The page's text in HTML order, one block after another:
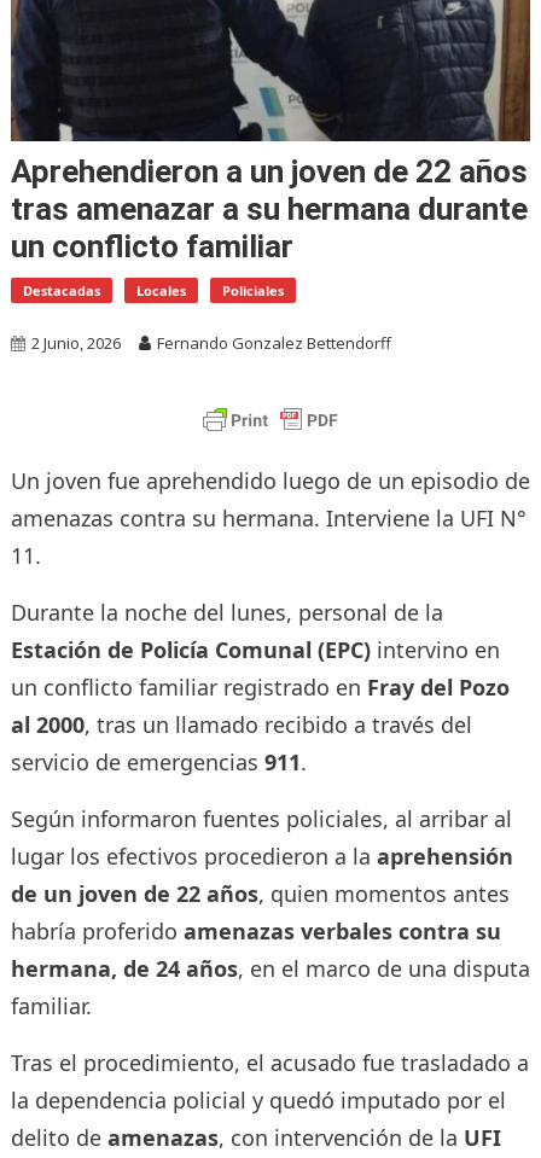
Aprehendieron a un joven de 22 años
tras amenazar a su hermana durante
un conflicto familiar
Destacadas Locales Policiales
2 Junio, 2026 Fernando Gonzalez Bettendorff
Un joven fue aprehendido luego de un episodio de
amenazas contra su hermana. Interviene la UFI N°
11.
Durante la noche del lunes, personal de la
Estación de Policía Comunal (EPC)intervino en
un conflicto familiar registrado en Fray del Pozo
al 2000, tras un llamado recibido a través del
servicio de emergencias 911.
Según informaron fuentes policiales, al arribar al
lugar los efectivos procedieron a la aprehensión
de un joven de 22 años, quien momentos antes
habría proferido amenazas verbales contra su
hermana, de 24 años, en el marco de una disputa
familiar.
Tras el procedimiento, el acusado fue trasladado a
la dependencia policial y quedó imputado por el
delito de amenazas, con intervención de la UFI